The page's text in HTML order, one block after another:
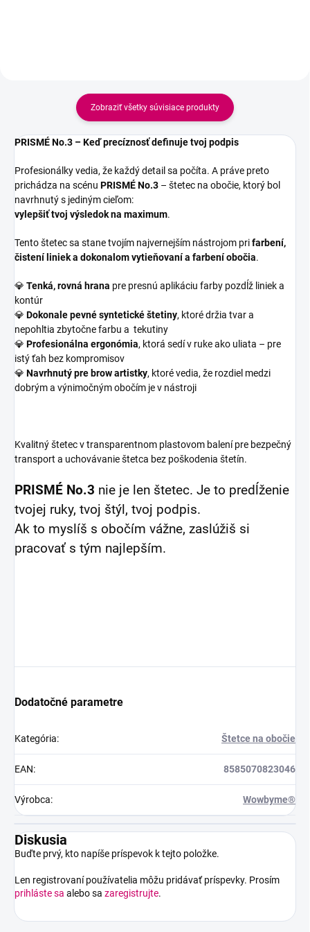
Zobraziť všetky súvisiace produkty
PRISMÉ No.3 – Keď precíznosť definuje tvoj podpis
Profesionálky vedia, že každý detail sa počíta. A práve preto
prichádza na scénu PRISMÉ No.3 – štetec na obočie, ktorý bol
navrhnutý s jediným cieľom:
vylepšiť tvoj výsledok na maximum.
Tento štetec sa stane tvojím najvernejším nástrojom prifarbení,
čistení liniek a dokonalom vytieňovaní a farbení obočia.
💎 Tenká, rovná hrana pre presnú aplikáciu farby pozdĺž liniek a
kontúr
💎 Dokonale pevné syntetické štetiny, ktoré držia tvar a
nepohltia zbytočne farbu a tekutiny
💎 Profesionálna ergonómia, ktorá sedí v ruke ako uliata – pre
istý ťah bez kompromisov
💎 Navrhnutý pre brow artistky, ktoré vedia, že rozdiel medzi
dobrým a výnimočným obočím je v nástroji
Kvalitný štetec v transparentnom plastovom balení pre bezpečný
transport a uchovávanie štetca bez poškodenia štetín.
PRISMÉ No.3 nie je len štetec. Je to predĺženie
tvojej ruky, tvoj štýl, tvoj podpis.
Ak to myslíš s obočím vážne, zaslúžiš si
pracovať s tým najlepším.
Dodatočné parametre
Kategória: Štetce na obočie
EAN: 8585070823046
Výrobca: Wowbyme®
Diskusia
Buďte prvý, kto napíše príspevok k tejto položke.
Len registrovaní používatelia môžu pridávať príspevky. Prosím
prihláste sa alebo sa zaregistrujte.